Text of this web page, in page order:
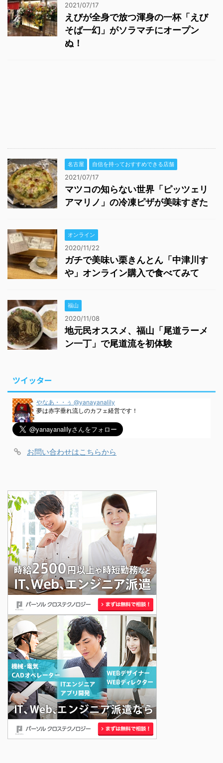
2021/07/17
えびが全身で放つ渾身の一杯「えび
そば一幻」がソラマチにオープン
ぬ！
名古屋 自信を持っておすすめできる店舗
2021/07/17
マツコの知らない世界「ピッツェリ
アマリノ」の冷凍ピザが美味すぎた
オンライン
2020/11/22
ガチで美味い栗きんとん「中津川す
や」オンライン購入で食べてみて
福山
2020/11/08
地元民オススメ、福山「尾道ラーメ
ン一丁」で尾道流を初体験
ツイッター
やなあ・・ぅ @yanayanalily
夢は赤字垂れ流しのカフェ経営です！
お問い合わせはこちらから